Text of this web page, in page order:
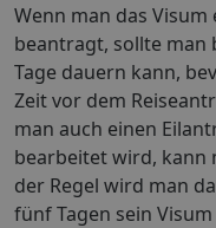
Wenn man das
beantragt, sollte man
Tage dauern kann,
Zeit vor dem
man auch einen
bearbeitet wird, kann
der Regel wird man
fünf Tagen sein